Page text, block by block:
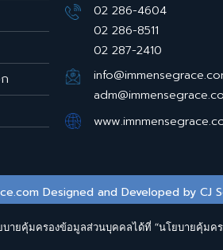
02 286-4604
02 286-8511
02 287-2410
Designed and Developed by CJ
บายคุ้มครองข้อมูลส่วนบุคคลได้ที่ “นโยบายคุ้มค